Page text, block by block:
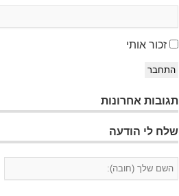
זכור אותי
התחבר
תגובות אחרונות
שלח לי הודעה